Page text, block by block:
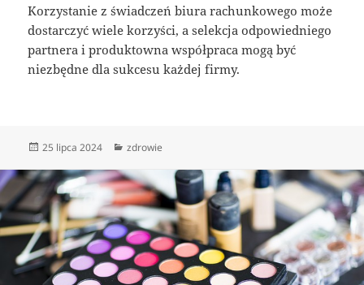
Korzystanie z świadczeń biura rachunkowego może
dostarczyć wiele korzyści, a selekcja odpowiedniego
partnera i produktowna współpraca mogą być
niezbędne dla sukcesu każdej firmy.
Data
25 lipca 2024 Kategorie
zdrowie